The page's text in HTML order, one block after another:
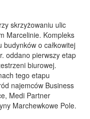
skrzyżowaniu ulic
Marcelinie. Kompleks
budynków o całkowitej
oddano pierwszy etap
biurowej.
tego etapu
najemców Business
Medi Partner
Marchewkowe Pole.